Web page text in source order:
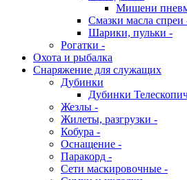
Мишени
Смазки масла спреи
Шарики, пульки -
Рогатки -
Охота и рыбалка
Снаряжение для служащих
Дубинки
Дубинки
Жезлы -
Жилеты, разгрузки -
Кобура -
Оснащение -
Паракорд -
Сети маскировочные -